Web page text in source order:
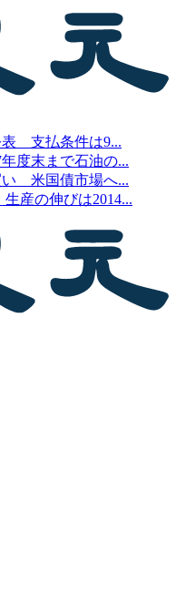
表 支払条件は9...
度末まで石油の...
い 米国債市場へ...
産の伸びは2014...